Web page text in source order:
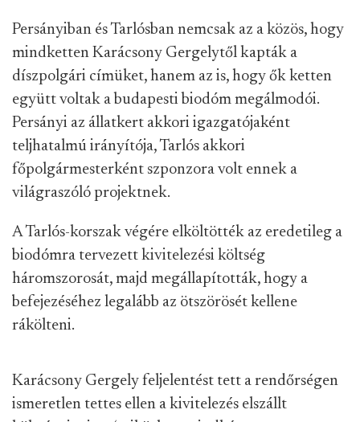
Persányiban és Tarlósban nemcsak az a közös, hogy
mindketten Karácsony Gergelytől kapták a
díszpolgári címüket, hanem az is, hogy ők ketten
együtt voltak a budapesti biodóm megálmodói.
Persányi az állatkert akkori igazgatójaként
teljhatalmú irányítója, Tarlós akkori
főpolgármesterként szponzora volt ennek a
világraszóló projektnek.
A Tarlós-korszak végére elköltötték az eredetileg a
biodómra tervezett kivitelezési költség
háromszorosát, majd megállapították, hogy a
befejezéséhez legalább az ötszörösét kellene
rákölteni.
Karácsony Gergely feljelentést tett a rendőrségen
ismeretlen tettes ellen a kivitelezés elszállt